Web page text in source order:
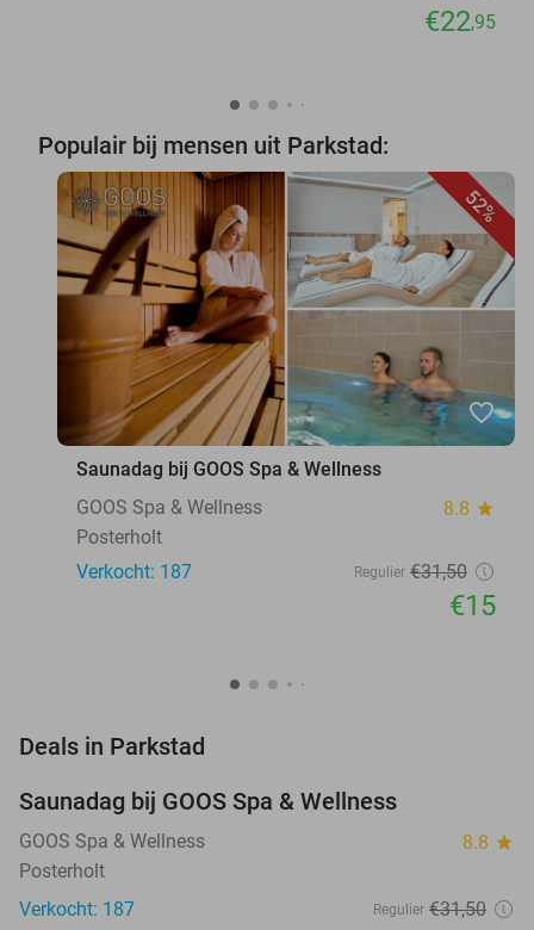
€22,95
Populair bij mensen uit Parkstad:
52%
favorite_border
Saunadag bij GOOS Spa & Wellness
GOOS Spa & Wellness
8.8 star
Posterholt
Verkocht: 187
Regulier €31,50
€15
Deals in Parkstad
Saunadag bij GOOS Spa & Wellness
GOOS Spa & Wellness 8.8 star
Posterholt
Verkocht: 187
Regulier €31,50